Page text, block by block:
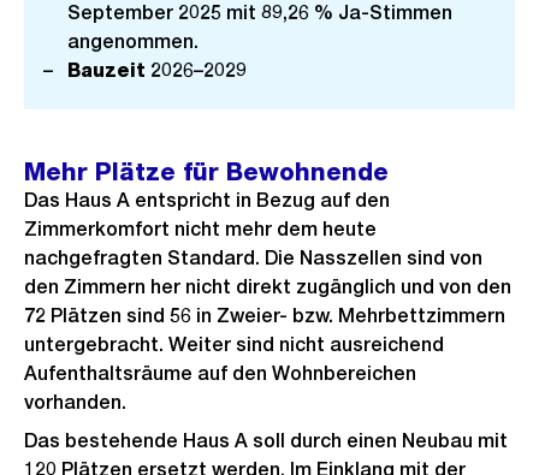
t
September 2025 mit 89,26 % Ja-Stimmen
angenommen.
Bauzeit 2026–2029
Mehr Plätze für Bewohnende
Das Haus A entspricht in Bezug auf den
Zimmerkomfort nicht mehr dem heute
nachgefragten Standard. Die Nasszellen sind von
den Zimmern her nicht direkt zugänglich und von den
72 Plätzen sind 56 in Zweier- bzw. Mehrbettzimmern
untergebracht. Weiter sind nicht ausreichend
Aufenthaltsräume auf den Wohnbereichen
vorhanden.
Das bestehende Haus A soll durch einen Neubau mit
120 Plätzen ersetzt werden. Im Einklang mit der